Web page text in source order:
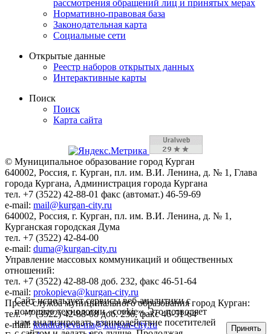
рассмотрения обращений лиц и принятых мерах
Нормативно-правовая база
Законодательная карта
Социальные сети
Открытые данные
Реестр наборов открытых данных
Интерактивные карты
Поиск
Поиск
Карта сайта
© Муниципальное образование город Курган
640002, Россия, г. Курган, пл. им. В.И. Ленина, д. № 1, Глава
города Кургана, Администрация города Кургана
тел. +7 (3522) 42-88-01 факс (автомат.) 46-59-69
e-mail: mail@kurgan-city.ru
640002, Россия, г. Курган, пл. им. В.И. Ленина, д. № 1,
Курганская городская Дума
тел. +7 (3522) 42-84-00
e-mail: duma@kurgan-city.ru
Управление массовых коммуникаций и общественных
отношений:
тел. +7 (3522) 42-88-08 доб. 232, факс 46-51-64
e-mail: prokopieva@kurgan-city.ru
Пресс-служба муниципального образования город Курган:
тел. +7 (3522) 42-88-08 доб. 236, факс 46-51-64
e-mail:kondratyeva-ma@kurgan-city.ru
Сайт использует сервисы веб-аналитики с
помощью технологии «cookie». Это позволяет
нам анализировать взаимодействие посетителей
Принять